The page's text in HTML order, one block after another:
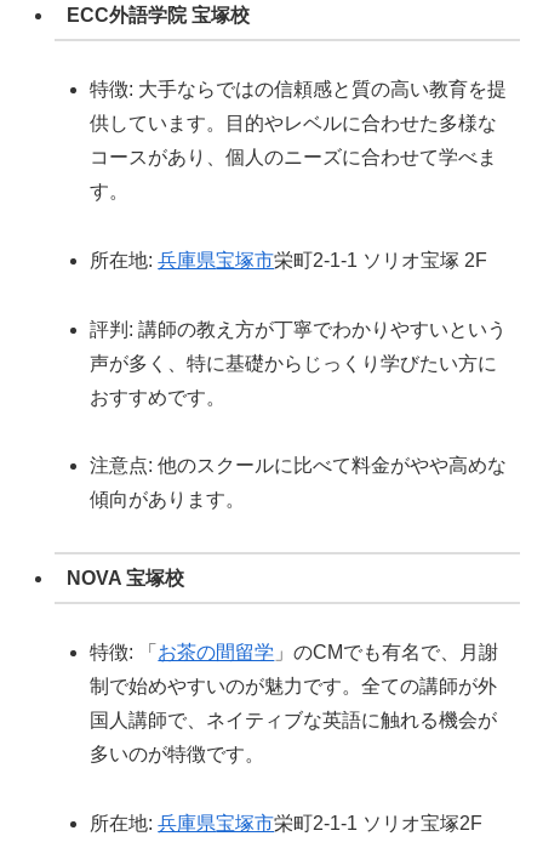
ECC外語学院 宝塚校
特徴: 大手ならではの信頼感と質の高い教育を提
供しています。目的やレベルに合わせた多様な
コースがあり、個人のニーズに合わせて学べま
す。
所在地:兵庫県宝塚市栄町2-1-1 ソリオ宝塚 2F
評判: 講師の教え方が丁寧でわかりやすいという
声が多く、特に基礎からじっくり学びたい方に
おすすめです。
注意点: 他のスクールに比べて料金がやや高めな
傾向があります。
NOVA 宝塚校
特徴: 「 お茶の間留学 」のCMでも有名で、月謝
制で始めやすいのが魅力です。全ての講師が外
国人講師で、ネイティブな英語に触れる機会が
多いのが特徴です。
所在地:兵庫県宝塚市栄町2-1-1 ソリオ宝塚2F